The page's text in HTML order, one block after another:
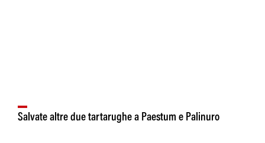
Salvate altre due tartarughe a Paestum e Palinuro